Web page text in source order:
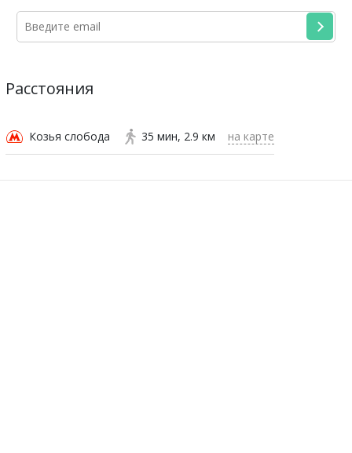
Расстояния
Козья слобода 35 мин 2.9 км на карте